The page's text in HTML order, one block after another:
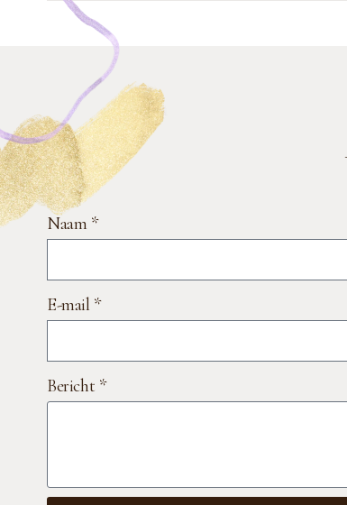
Naam *
E-mail *
Bericht *